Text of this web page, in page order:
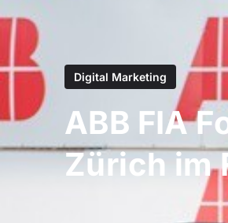
Digital Marketing
ABB FIA
Zürich im